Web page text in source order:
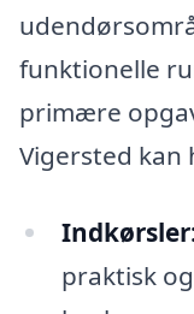
funktionelle
primære
Vigersted kan
praktisk